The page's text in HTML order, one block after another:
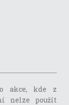
akce, kde z
nelze použít